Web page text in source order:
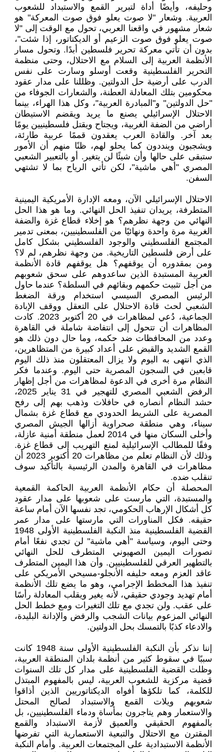
وحليفه، وأيضًا أداة لتبرير القمع والاستبداد للشعوب
العربية. وشعار "لا صوت يعلو فوق صوت المعركة" هو
شعار مشهور في واقعنا العربي، تحول مع الوقت إلى "لا
صوت يعلو فوق صوت الزعيم أو الديكتاتور، إذا شئت"،
بدون أن تأتي معركة تحرير فلسطين أبدًا. وتحول مسار
الأنظمة العربية إلى السلام مع الاحتلال، وحتى منظمة
التحرير الفلسطينية وقعت أوسلو وسارت على نفس
الدرب على أرضية حل الدولتين. وظللنا على مدار عقود
محكومين بتلك المعادلة العطنة، والشعارات الجوفاء من
"حل الدولتين" و"المبادرة العربية"، وكل هذا الهراء، بينما
الاحتلال الإسرائيلي يصنع ما يريد ويقضم الاستيطان
أراضي من الضفة الغربية، ويجتاح ويقتل فلسطينيين يومًا
بعد آخر. والقادة العرب يعقدون قممًا عربية طارئة،
ويشجبون وينددون كما يحلو لهم، ظنًا منهم أن الأمور
ستبقى على حالها وأن شيئًا لن يتغير. أو بالتعبير الشعبي
المصري "أهي ماشية"، لكن تأتي الرياح بما لا تشتهي
السفن.
الاحتلال الإسرائيلي الآن، ومعه الإدارة الأمريكية اليمينية
المتطرفة، يريدان تنفيذ الحل النهائي. وما هو هذا الحل
النهائي من وجهة نظرهم؟ هو إخلاء قطاع غزة والضفة
الغربية مرة واحدة ونهائيًا من الفلسطينيين، بمعنى تدمير
المجتمع الفلسطيني والوجود الفلسطيني بشكل كامل
على أرض فلسطين التاريخية. من وجهة نظرهم، لم لا؟
ومن بمقدوره أن يوقفهم؟ هل يوقفهم قادة الأنظمة
العربية المستبدة الذين ساعدوهم على سحق شعوبهم
من أجل تثبيت حكمهم وبقائهم في السلطة؟ عندما حاول
الرئيس المصري السيسي استخدام ورقة الضغط
الشعبي لحث قادة الاحتلال على التعقل ووقف الإبادة
الجماعية، دُعي لمظاهرات في 20 أكتوبر 2023. كادت
المظاهرات أن تتحول إلى انتفاضة شاملة في القاهرة
وعدد من المحافظات ضد حكمه، وما حال دون ذلك هو
القمع الشديد والقبض على أعداد كبيرة من المتظاهرين،
الذي انتهى به اليوم ولا يزال المعتقلون منذ ذلك اليوم
قابعين في السجون المصرية حتى اليوم. وعندما فكر
النظام مرة أخرى في الدعوة لمظاهرات من أجل إظهار
الرفض الشعبي المصري للتهجير في 31 يناير 2025،
حشد النظام أنصاره في حافلات وذهب بهم إلى رفح
المصرية على الشريط الحدودي مع قطاع غزة بشمال
سيناء، وهي منطقة صحراوية أزالها الجيش المصري
وأخلى السكان منها في 2014 لعمل منطقة أمنية عازلة،
وفقًا للمطالب الإسرائيلية لمنع التهريب إلى قطاع غزة.
وذلك لأن النظام تعلم من مظاهرات 20 أكتوبر 2023 أن
مظاهرات في القاهرة والمدن الرئيسية بالتأكيد سوف
تنقلب ضده.
المحصلة أن حكام الأنظمة العربية الحاكمة القمعية
والمستبدة، التي مارست على شعوبها على مدار عقود
كل أشكال الإرهاب الحكومي، تجد نفسها الآن أمام ساعة
حقيقه. فكل المناورات التي مارستها على مدار عمر
القضية الفلسطينية منذ النكبة الفلسطينية الأولى 1948
وحتى اليوم، وسياسة "أهي ماشية" لن تجدي نفعًا أمام
تصورات اليمين الصهيوني المتطرف للحل النهائي
بالتطهير العرقي للفلسطينيين. وأن هذا اليمين المتطرف
عاقد العزم ومعه حليفه الأنجلو-مسيحي الأمريكي على
تنفيذ هذا المخطط الإجرامي، وهو ما يضع تلك الأنظمة
أمام تهديد وجودي حقيقي، لأنه يغير ويقلب المعادلة رأسًا
على عقب. ولن تجدي مع تلك التغيرات ومع خطط الحل
النهائي المزعوم بيانات الشجب والرفض والإدانة البليدة،
والادعاء كذبًا بالتمسك بحل الدولتين.
إننا نذكر بأن النكبة الفلسطينية الأولى سنة 1948 كانت
سببًا في سقوط كثير من أنظمة بلدان المنطقة العربية،
وظلت القضية الفلسطينية على مدار كل تلك السنوات
قضية مركزية للشعوب العربية، ليس بالمفهوم المبتذل
للكلمة، كما تلكؤها أفواه الديكتاتوريين الذين أذاقوا
شعوبهم ويلات القمع والاستبداد لصالح المحتل
والاستعمار وهم يتاجرون بمأساة ودماء الفلسطينيين، بل
بالمفهوم الحقيقي والعميق لأزمة الاستبداد والقمع
المقترن مع الاحتلال والتبعية الاستعمارية التي تفرضها
الأنظمة الاستبدادية على المجتمعات العربية. وأمام النكبة